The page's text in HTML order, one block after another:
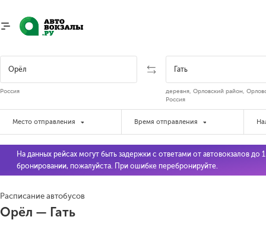
Россия
деревня, Орловский район,
Россия
Место отправления Время отправления
На данных рейсах могут быть задержки с ответами от автовокзалов до
бронировании, пожалуйста. При ошибке перебронируйте.
Расписание автобусов
Орёл — Гать